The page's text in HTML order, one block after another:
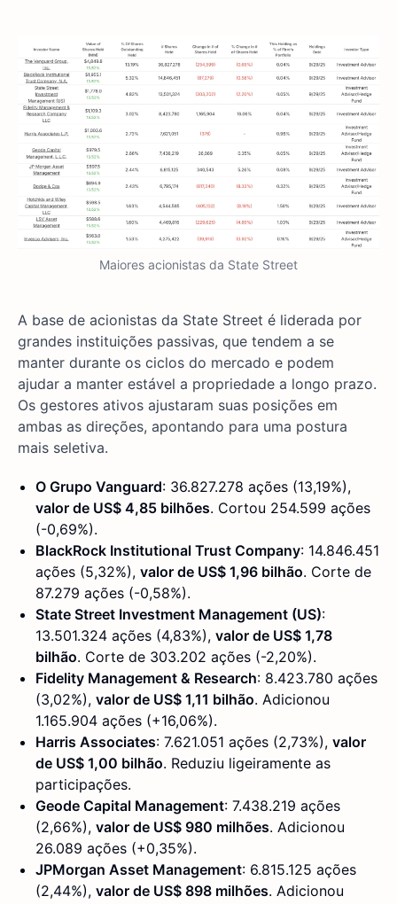
Maiores acionistas da State Street
A base de acionistas da State Street é liderada por
grandes instituições passivas, que tendem a se
manter durante os ciclos do mercado e podem
ajudar a manter estável a propriedade a longo prazo.
Os gestores ativos ajustaram suas posições em
ambas as direções, apontando para uma postura
mais seletiva.
O Grupo Vanguard: 36.827.278 ações (13,19%),
valor de US$ 4,85 bilhões. Cortou 254.599 ações
(-0,69%).
BlackRock Institutional Trust Company: 14.846.451
ações (5,32%), valor de US$ 1,96 bilhão. Corte de
87.279 ações (-0,58%).
State Street Investment Management (US):
13.501.324 ações (4,83%), valor de US$ 1,78
bilhão. Corte de 303.202 ações (-2,20%).
Fidelity Management & Research: 8.423.780 ações
(3,02%), valor de US$ 1,11 bilhão. Adicionou
1.165.904 ações (+16,06%).
Harris Associates: 7.621.051 ações (2,73%), valor
de US$ 1,00 bilhão. Reduziu ligeiramente as
participações.
Geode Capital Management: 7.438.219 ações
(2,66%), valor de US$ 980 milhões. Adicionou
26.089 ações (+0,35%).
JPMorgan Asset Management: 6.815.125 ações
(2,44%), valor de US$ 898 milhões. Adicionou